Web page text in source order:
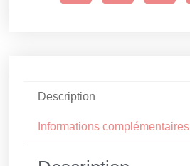
Description
Informations complémentaires